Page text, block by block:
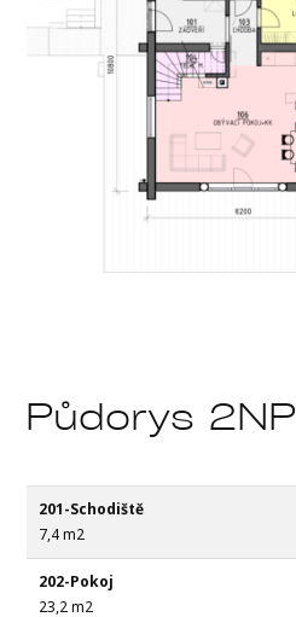
Půdorys 2NP
201-Schodiště
7,4 m2
202-Pokoj
23,2 m2